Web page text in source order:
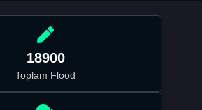
18900
Toplam Flood